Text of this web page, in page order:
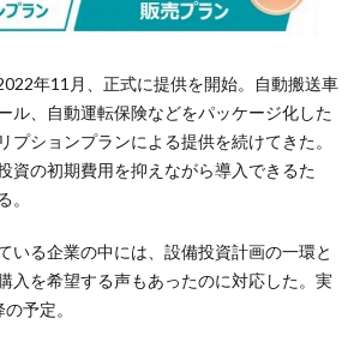
年11月、正式に提供を開始。自動搬送車
ル、自動運転保険などをパッケージ化した
プションプランによる提供を続けてきた。
資の初期費用を抑えながら導入できるた
。
いる企業の中には、設備投資計画の一環と
入を希望する声もあったのに対応した。実
予定。